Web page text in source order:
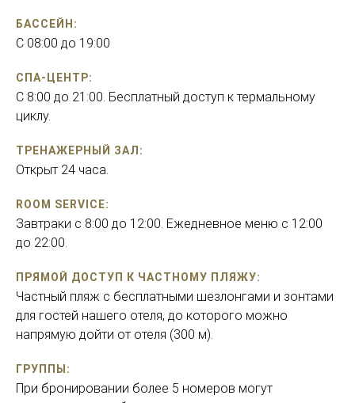
БАССЕЙН:
C 08:00 до 19:00
СПА-ЦЕНТР:
C 8:00 до 21:00. Бесплатный доступ к термальному
циклу.
ТРЕНАЖЕРНЫЙ ЗАЛ:
Oткрыт 24 часа.
ROOM SERVICE:
Завтраки с 8:00 до 12:00. Ежедневное меню с 12:00
до 22:00.
ПРЯМОЙ ДОСТУП К ЧАСТНОМУ ПЛЯЖУ:
Частный пляж с бесплатными шезлонгами и зонтами
для гостей нашего отеля, до которого можно
напрямую дойти от отеля (300 м).
ГРУППЫ:
При бронировании более 5 номеров могут